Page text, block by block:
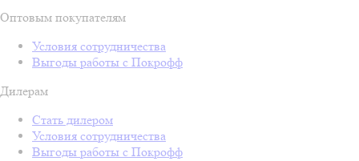
Оптовым покупателям
Условия сотрудничества
Выгоды работы с Покрофф
Дилерам
Стать дилером
Условия сотрудничества
Выгоды работы с Покрофф